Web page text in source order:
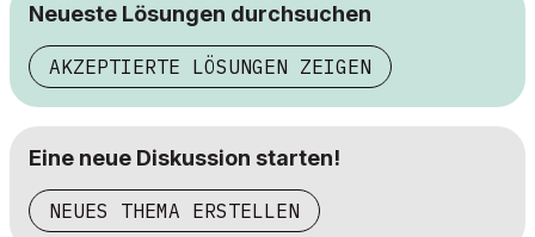
Neueste Lösungen durchsuchen
AKZEPTIERTE LÖSUNGEN ZEIGEN
Eine neue Diskussion starten!
NEUES THEMA ERSTELLEN